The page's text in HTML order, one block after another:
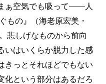
ぁ空気でも吸って――人
もの』（海老原宏美・
悲しげなものから前向
いはいくらか脱力した感
きっとそれほどでもない
化という部分はあるだろ